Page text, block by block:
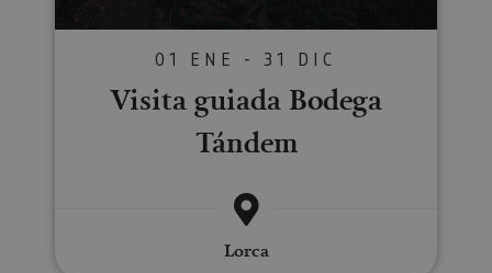
01 ENE - 31 DIC
Visita guiada Bodega
Tándem
Lorca